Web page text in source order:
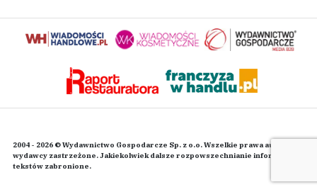
2004 - 2026 © Wydawnictwo Gospodarcze Sp. z o.o. Wszelkie prawa autorskie
wydawcy zastrzeżone. Jakiekolwiek dalsze rozpowszechnianie informacji i
tekstów zabronione.